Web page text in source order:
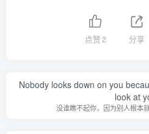
点赞2 分享
Nobody looks down on you
look at
没谁瞧不起你，因为别人根本